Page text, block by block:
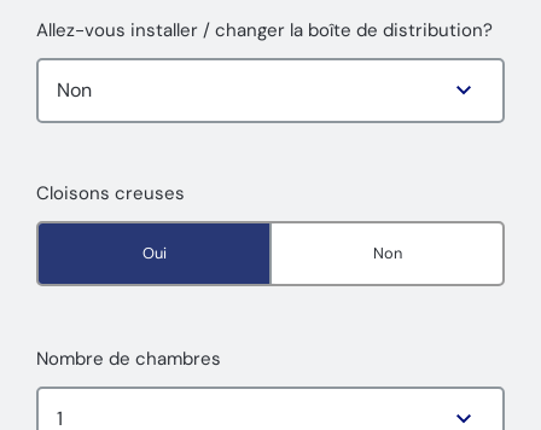
Allez-vous installer / changer la boîte de distribution?
Cloisons creuses
Oui Non
Nombre de chambres